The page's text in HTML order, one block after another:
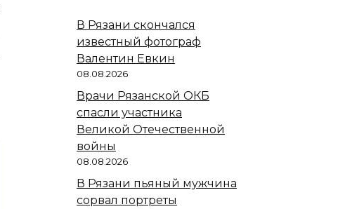
В Рязани скончался
известный фотограф
Валентин Евкин
08.08.2026
Врачи Рязанской ОКБ
спасли участника
Великой Отечественной
войны
08.08.2026
В Рязани пьяный мужчина
сорвал портреты